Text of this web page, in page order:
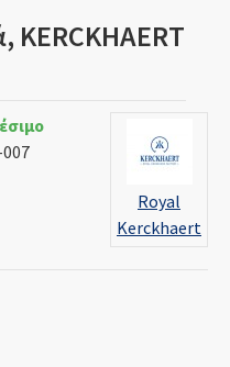
Royal
Kerckhaert